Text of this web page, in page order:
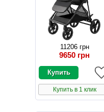
11206 грн
9650 грн
Купить в 1 клик